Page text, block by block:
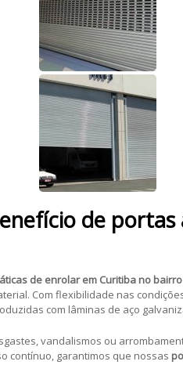
de
de enrolar em Curitiba no
Com flexibilidade nas
com lâminas de aço
vandalismos ou
contínuo, garantimos que nossas